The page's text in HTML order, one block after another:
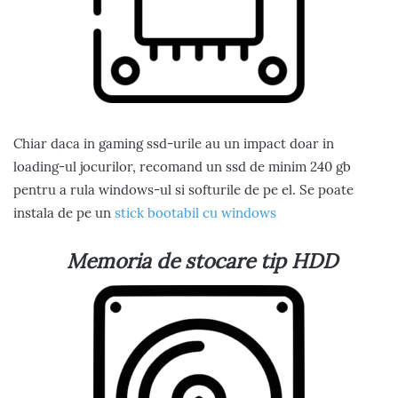
Chiar daca in gaming ssd-urile au un impact doar in
loading-ul jocurilor, recomand un ssd de minim 240 gb
pentru a rula windows-ul si softurile de pe el. Se poate
instala de pe un stick bootabil cu windows
Memoria de stocare tip HDD